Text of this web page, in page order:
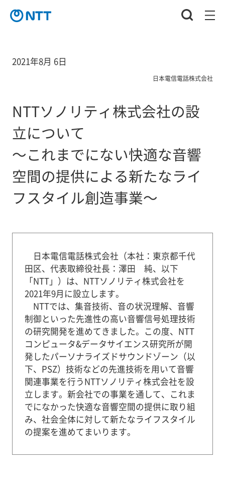
2021年8月 6日
日本電信電話株式会社
NTTソノリティ株式会社の設
立について
～これまでにない快適な音響
空間の提供による新たなライ
フスタイル創造事業～
日本電信電話株式会社（本社：東京都千代
田区、代表取締役社長：澤田 純、以下
「NTT」）は、NTTソノリティ株式会社を
2021年9月に設立します。
NTTでは、集音技術、音の状況理解、音響
制御といった先進性の高い音響信号処理技術
の研究開発を進めてきました。この度、NTT
コンピュータ&データサイエンス研究所が開
発したパーソナライズドサウンドゾーン（以
下、PSZ）技術などの先進技術を用いて音響
関連事業を行うNTTソノリティ株式会社を設
立します。新会社での事業を通して、これま
でになかった快適な音響空間の提供に取り組
み、社会全体に対して新たなライフスタイル
の提案を進めてまいります。